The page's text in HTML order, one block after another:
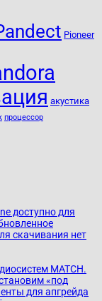
Pioneer
акустика
процессор
доступно для
скачивания нет
MATCH.
«под
для апгрейда